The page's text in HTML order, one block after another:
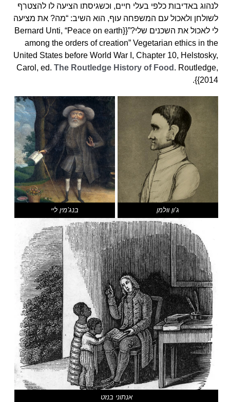
לנהוג באדיבות כלפי בעלי חיים, וכשגיסתו הציעה לו להצטרף
לשולחן ולאכול עם המשפחה עוף, הוא השיב: “מה? את מציעה
לי לאכול את השכנים שלי?”{{Bernard Unti, “Peace on earth
among the orders of creation” Vegetarian ethics in the
United States before World War I, Chapter 10, Helstosky,
Carol, ed. The Routledge History of Food . Routledge,
2014}}.
ג’ון וולמן בנג’מין ליי
אנתוני בנזט